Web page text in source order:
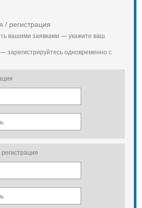
/ регистрация
вашими заявками — укажите ваш
зарегистрируйтесь одновременно с